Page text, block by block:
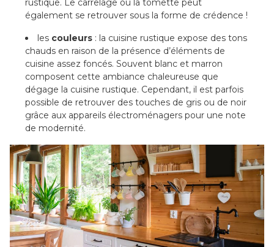
rustique. Le carrelage ou la tomette peut
également se retrouver sous la forme de crédence !
les couleurs : la cuisine rustique expose des tons
chauds en raison de la présence d’éléments de
cuisine assez foncés. Souvent blanc et marron
composent cette ambiance chaleureuse que
dégage la cuisine rustique. Cependant, il est parfois
possible de retrouver des touches de gris ou de noir
grâce aux appareils électroménagers pour une note
de modernité.